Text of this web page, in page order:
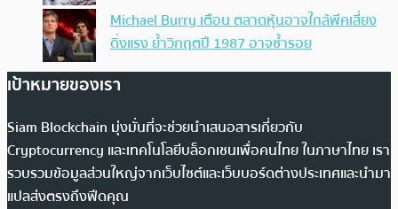
Michael Burry เตือน ตลาดหุ้นอาจใกล้พีคเสี่ยง
ดิ่งแรง ย้ำวิกฤตปี 1987 อาจซ้ำรอย
เป้าหมายของเรา
Siam Blockchain มุ่งมั่นที่จะช่วยนำเสนอสารเกี่ยวกับ
Cryptocurrency และเทคโนโลยีบล็อกเชนเพื่อคนไทย ในภาษาไทย เรา
รวบรวมข้อมูลส่วนใหญ่จากเว็บไซต์และเว็บบอร์ดต่างประเทศและนำมา
แปลส่งตรงถึงฟีดคุณ